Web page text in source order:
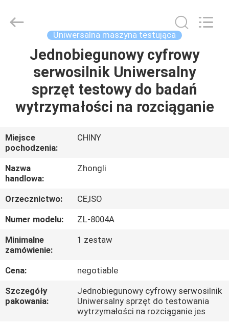
DOM
PRODUKTY
FILMY
O
NAS
WYCIECZKA
PO
FABRYCE
KONTROLA
JAKOŚCI
SKONTAKTUJ
Technology
Uniwersalna maszyna testująca
Jednobiegunowy cyfrowy
serwosilnik Uniwersalny
sprzęt testowy do badań
wytrzymałości na rozciąganie
Miejsce
pochodzenia:
CHINY
Nazwa
handlowa:
Zhongli
Orzecznictwo:
CE,ISO
Numer modelu:
ZL-8004A
Minimalne
zamówienie:
1 zestaw
Cena:
negotiable
Szczegóły
pakowania:
Jednobiegunowy cyfrowy serwosilnik
Uniwersalny sprzęt do testowania
wytrzymałości na rozciąganie jes